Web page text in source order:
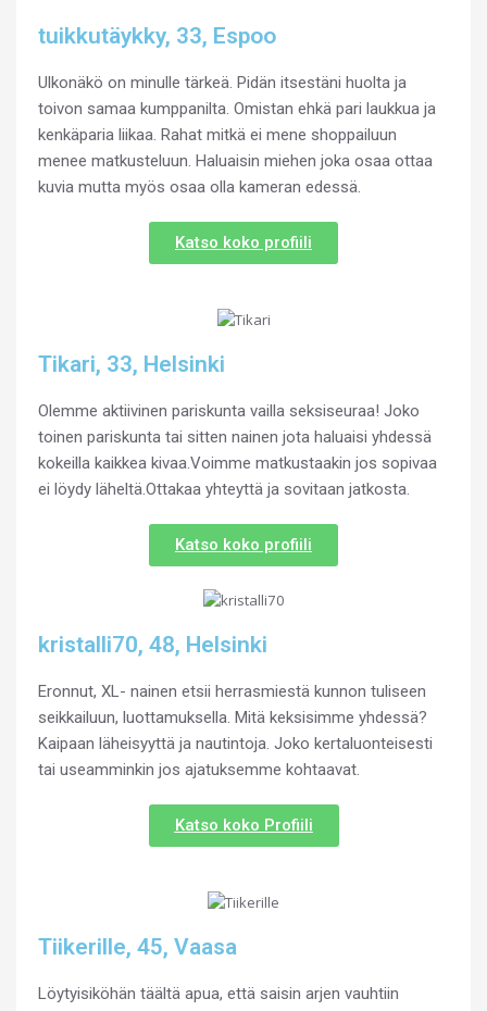
tuikkutäykky, 33, Espoo
Ulkonäkö on minulle tärkeä. Pidän itsestäni huolta ja
toivon samaa kumppanilta. Omistan ehkä pari laukkua ja
kenkäparia liikaa. Rahat mitkä ei mene shoppailuun
menee matkusteluun. Haluaisin miehen joka osaa ottaa
kuvia mutta myös osaa olla kameran edessä.
Katso koko profiili
Tikari, 33, Helsinki
Olemme aktiivinen pariskunta vailla seksiseuraa! Joko
toinen pariskunta tai sitten nainen jota haluaisi yhdessä
kokeilla kaikkea kivaa.Voimme matkustaakin jos sopivaa
ei löydy läheltä.Ottakaa yhteyttä ja sovitaan jatkosta.
Katso koko profiili
kristalli70, 48, Helsinki
Eronnut, XL- nainen etsii herrasmiestä kunnon tuliseen
seikkailuun, luottamuksella. Mitä keksisimme yhdessä?
Kaipaan läheisyyttä ja nautintoja. Joko kertaluonteisesti
tai useamminkin jos ajatuksemme kohtaavat.
Katso koko Profiili
Tiikerille, 45, Vaasa
Löytyisiköhän täältä apua, että saisin arjen vauhtiin